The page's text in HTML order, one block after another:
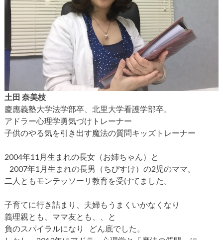
土田 奈美枝
慶應義塾大学法学部卒、北里大学看護学部卒。
アドラー心理学勇気づけトレーナー
子供のやる気を引き出す魔法の質問キッズトレーナー
2004年11月生まれの長女（お姉ちゃん）と
2007年1月生まれの長男（ちびすけ）の2児のママ。
二人ともモンテッソーリ教育を受けてました。
子育てに行き詰まり、夫婦もうまくいかなくなり
義理親とも、ママ友とも、、と
負のスパイラルになり どん底でした。